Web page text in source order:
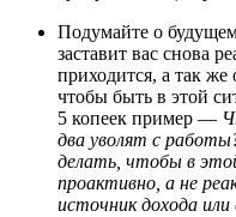
Подумайте о
заставит вас снова
приходится, а так же
чтобы быть в этой
5 копеек пример —
два уволят с
делать, чтобы в
проактивно, а не
источник дохода